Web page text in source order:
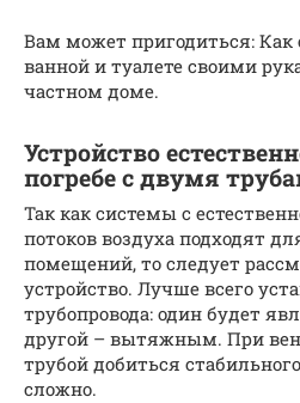
Вам может пригодиться:
ванной и туалете своими
частном доме.
Устройство
погребе с двумя
Так как системы с
потоков воздуха подходят
помещений, то следует
устройство. Лучше всего
трубопровода: один будет
другой – вытяжным. При
трубой добиться
сложно.